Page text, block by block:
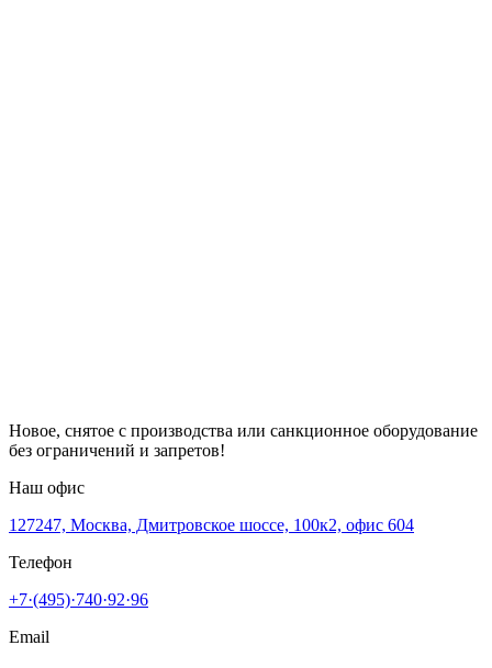
Новое, снятое с производства или санкционное оборудование
без ограничений и запретов!
Наш офис
127247, Москва, Дмитровское шоссе, 100к2, офис 604
Телефон
+7·(495)·740·92·96
Email